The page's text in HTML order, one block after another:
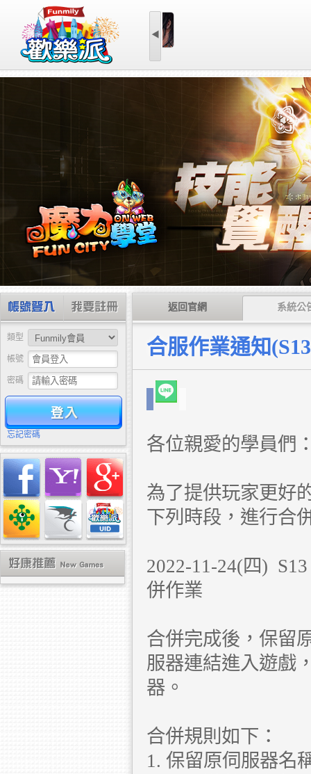
◀
類型
帳號
密碼
驗證
忘記密碼
返回官網 系統公
合服作業通知
各位親愛的學員們
為了提供玩家更好
下列時段，進行合
2022-11-24(四)
併作業
合併完成後，保留
服器連結進入遊戲
器。
合併規則如下：
1. 保留原伺服器名